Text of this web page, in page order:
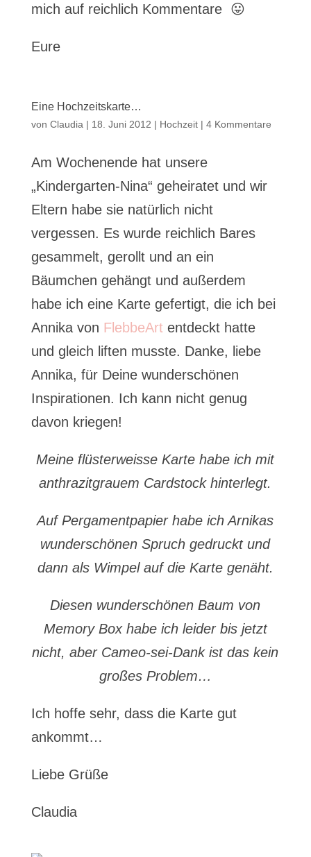
mich auf reichlich Kommentare 😛
Eure
Eine Hochzeitskarte…
von Claudia | 18. Juni 2012 | Hochzeit| 4 Kommentare
Am Wochenende hat unsere
„Kindergarten-Nina“ geheiratet und wir
Eltern habe sie natürlich nicht
vergessen. Es wurde reichlich Bares
gesammelt, gerollt und an ein
Bäumchen gehängt und außerdem
habe ich eine Karte gefertigt, die ich bei
Annika von FlebbeArt entdeckt hatte
und gleich liften musste. Danke, liebe
Annika, für Deine wunderschönen
Inspirationen. Ich kann nicht genug
davon kriegen!
Meine flüsterweisse Karte habe ich mit
anthrazitgrauem Cardstock hinterlegt.
Auf Pergamentpapier habe ich Arnikas
wunderschönen Spruch gedruckt und
dann als Wimpel auf die Karte genäht.
Diesen wunderschönen Baum von
Memory Box habe ich leider bis jetzt
nicht, aber Cameo-sei-Dank ist das kein
großes Problem…
Ich hoffe sehr, dass die Karte gut
ankommt…
Liebe Grüße
Claudia